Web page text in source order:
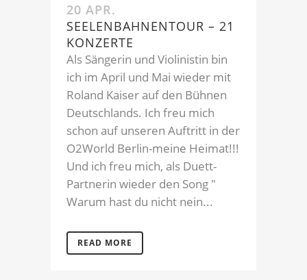
20 APR.
SEELENBAHNENTOUR – 21
KONZERTE
Als Sängerin und Violinistin bin
ich im April und Mai wieder mit
Roland Kaiser auf den Bühnen
Deutschlands. Ich freu mich
schon auf unseren Auftritt in der
O2World Berlin-meine Heimat!!!
Und ich freu mich, als Duett-
Partnerin wieder den Song "
Warum hast du nicht nein...
READ MORE